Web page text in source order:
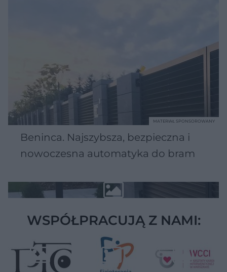
Beninca. Najszybsza, bezpieczna i
nowoczesna automatyka do bram
MATERIAŁ SPONSOROWANY
WSPÓŁPRACUJĄ Z NAMI: